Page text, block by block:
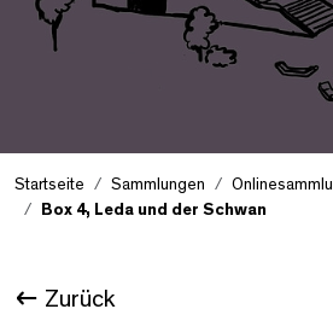
Startseite Sammlungen
Box 4, Leda und der Schwan
Zurück